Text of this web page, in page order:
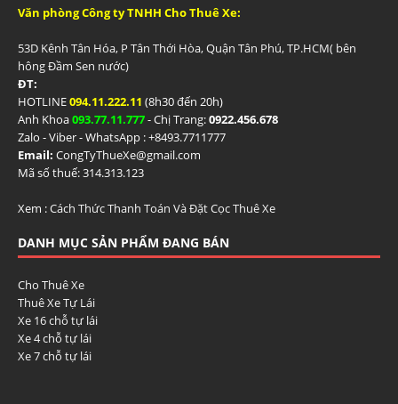
Văn phòng Công ty TNHH Cho Thuê Xe:
53D Kênh Tân Hóa, P Tân Thới Hòa, Quận Tân Phú, TP.HCM( bên
hông Đầm Sen nước)
ĐT:
HOTLINE094.11.222.11 (8h30 đến 20h)
Anh Khoa093.77.11.777- Chị Trang:0922.456.678
Zalo - Viber - WhatsApp : +8493.7711777
Email: CongTyThueXe@gmail.com
Mã số thuế: 314.313.123
Xem :Cách Thức Thanh Toán Và Đặt Cọc Thuê Xe
DANH MỤC SẢN PHẨM ĐANG BÁN
Cho Thuê Xe
Thuê Xe Tự Lái
Xe 16 chỗ tự lái
Xe 4 chỗ tự lái
Xe 7 chỗ tự lái